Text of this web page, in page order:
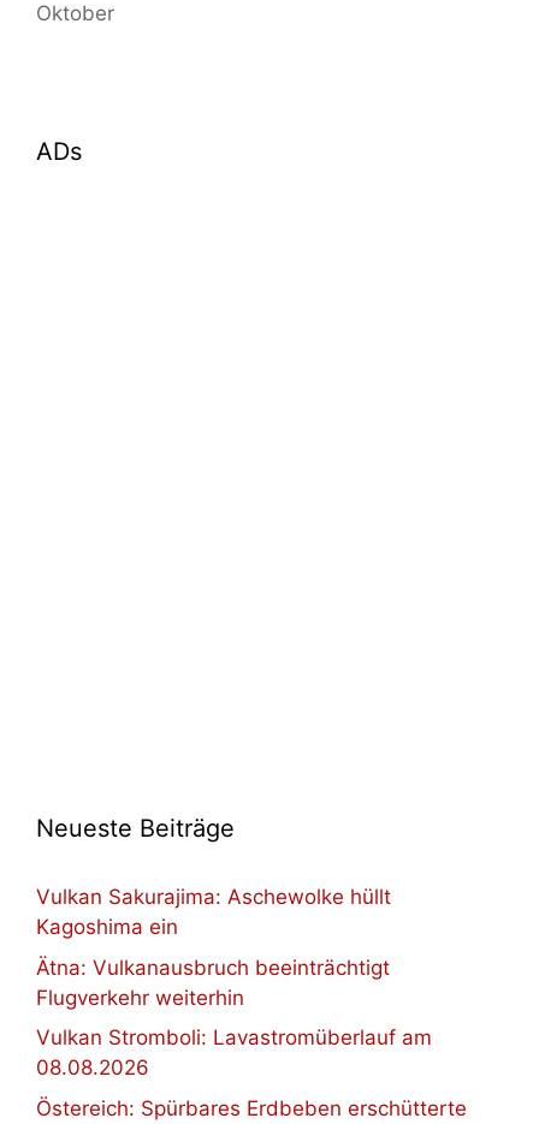
Oktober
ADs
Neueste Beiträge
Vulkan Sakurajima: Aschewolke hüllt
Kagoshima ein
Ätna: Vulkanausbruch beeinträchtigt
Flugverkehr weiterhin
Vulkan Stromboli: Lavastromüberlauf am
08.08.2026
Östereich: Spürbares Erdbeben erschütterte